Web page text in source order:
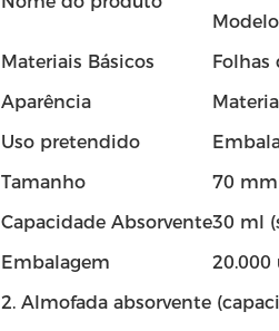
Materiais Básicos
Folhas
Aparência
Uso pretendido
Tamanho
70
Capacidade Absorvente30 ml
Embalagem
20.000
2. Almofada absorvente